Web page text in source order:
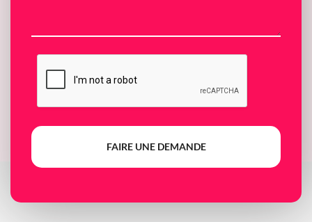
FAIRE UNE DEMANDE